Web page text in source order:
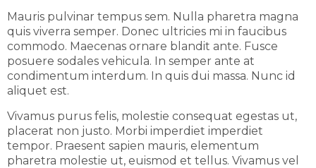
Mauris pulvinar tempus sem. Nulla pharetra magna
quis viverra semper. Donec ultricies mi in faucibus
commodo. Maecenas ornare blandit ante. Fusce
posuere sodales vehicula. In semper ante at
condimentum interdum. In quis dui massa. Nunc id
aliquet est.
Vivamus purus felis, molestie consequat egestas ut,
placerat non justo. Morbi imperdiet imperdiet
tempor. Praesent sapien mauris, elementum
pharetra molestie ut, euismod et tellus. Vivamus vel